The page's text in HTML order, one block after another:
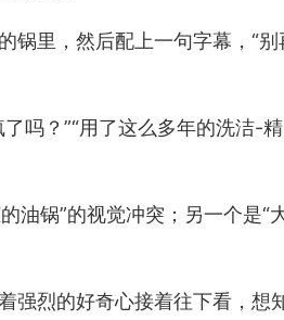
锅里，然后配上一句字幕，“别
吗？”“用了这么多年的洗洁-
油锅”的视觉冲突；另一个是“
强烈的好奇心接着往下看，想